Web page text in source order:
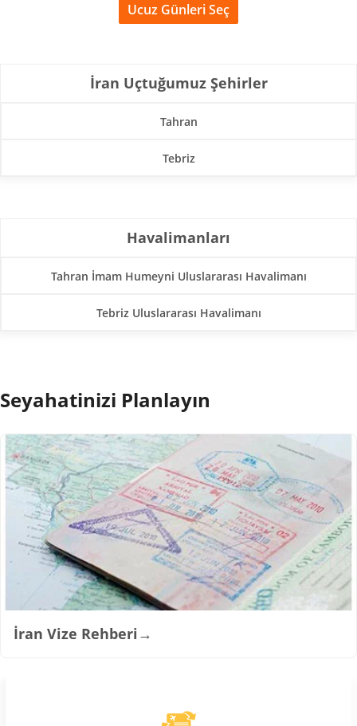
Ucuz Günleri Seç
İran Uçtuğumuz Şehirler
Tahran
Tebriz
Havalimanları
Tahran İmam Humeyni Uluslararası Havalimanı
Tebriz Uluslararası Havalimanı
Seyahatinizi Planlayın
İran Vize Rehberi→